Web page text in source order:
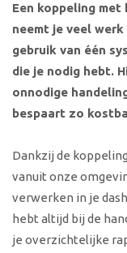
Een koppeling
neemt je veel
gebruik van één
die je nodig hebt.
onnodige
bespaart zo
Dankzij de
vanuit onze
verwerken in je
hebt altijd bij de
je overzichtelijke